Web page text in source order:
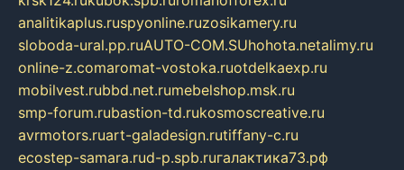
analitikaplus.ruspyonline.ruzosikamery.ru
sloboda-ural.pp.ruAUTO-COM.SUhohota.netalimy.ru
online-z.comaromat-vostoka.ruotdelkaexp.ru
mobilvest.rubbd.net.rumebelshop.msk.ru
smp-forum.rubastion-td.rukosmoscreative.ru
avrmotors.ruart-galadesign.rutiffany-c.ru
ecostep-samara.rud-p.spb.ruгалактика73.рф